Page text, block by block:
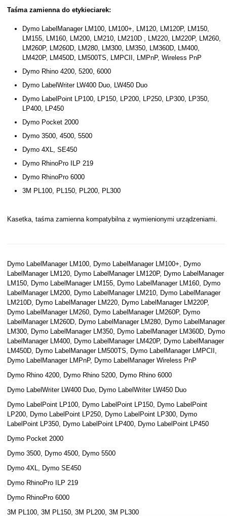
Taśma zamienna do etykieciarek:
Dymo LabelManager LM100, LM100+, LM120, LM120P, LM150,
LM155, LM160, LM200, LM210, LM210D , LM220, LM220P, LM260,
LM260P, LM260D, LM280, LM300, LM350, LM360D, LM400,
LM420P, LM450D, LM500TS, LMPCII, LMPnP, Wireless PnP
Dymo Rhino 4200, 5200, 6000
Dymo LabelWriter LW400 Duo, LW450 Duo
Dymo LabelPoint LP100, LP150, LP200, LP250, LP300, LP350,
LP400, LP450
Dymo Pocket 2000
Dymo 3500, 4500, 5500
Dymo 4XL, SE450
Dymo RhinoPro ILP 219
Dymo RhinoPro 6000
3M PL100, PL150, PL200, PL300
Kasetka, taśma zamienna kompatybilna z wymienionymi urządzeniami.
Dymo LabelManager LM100, Dymo LabelManager LM100+, Dymo
LabelManager LM120, Dymo LabelManager LM120P, Dymo LabelManager
LM150, Dymo LabelManager LM155, Dymo LabelManager LM160, Dymo
LabelManager LM200, Dymo LabelManager LM210, Dymo LabelManager
LM210D, Dymo LabelManager LM220, Dymo LabelManager LM220P,
Dymo LabelManager LM260, Dymo LabelManager LM260P, Dymo
LabelManager LM260D, Dymo LabelManager LM280, Dymo LabelManager
LM300, Dymo LabelManager LM350, Dymo LabelManager LM360D, Dymo
LabelManager LM400, Dymo LabelManager LM420P, Dymo LabelManager
LM450D, Dymo LabelManager LM500TS, Dymo LabelManager LMPCII,
Dymo LabelManager LMPnP, Dymo LabelManager Wireless PnP
Dymo Rhino 4200, Dymo Rhino 5200, Dymo Rhino 6000
Dymo LabelWriter LW400 Duo, Dymo LabelWriter LW450 Duo
Dymo LabelPoint LP100, Dymo LabelPoint LP150, Dymo LabelPoint
LP200, Dymo LabelPoint LP250, Dymo LabelPoint LP300, Dymo
LabelPoint LP350, Dymo LabelPoint LP400, Dymo LabelPoint LP450
Dymo Pocket 2000
Dymo 3500, Dymo 4500, Dymo 5500
Dymo 4XL, Dymo SE450
Dymo RhinoPro ILP 219
Dymo RhinoPro 6000
3M PL100, 3M PL150, 3M PL200, 3M PL300